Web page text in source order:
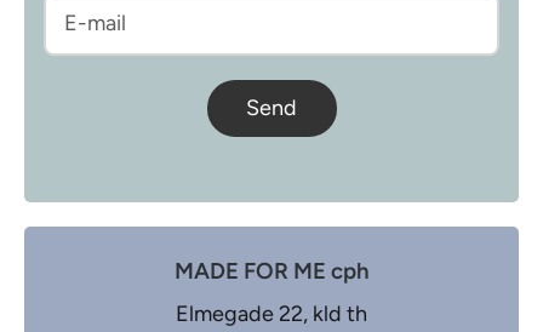
Send
MADE FOR ME cph
Elmegade 22, kld th